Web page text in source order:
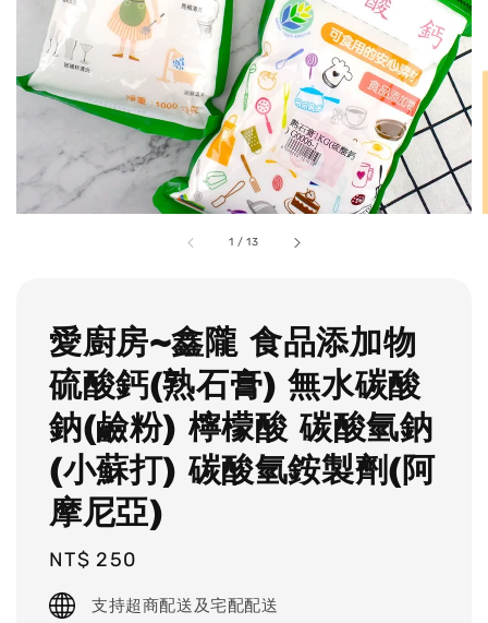
1 /13
愛廚房~鑫隴 食品添加物
硫酸鈣(熟石膏) 無水碳酸
鈉(鹼粉) 檸檬酸 碳酸氫鈉
(小蘇打) 碳酸氫銨製劑(阿
摩尼亞)
Regular
price
NT$ 250
支持超商配送及宅配配送